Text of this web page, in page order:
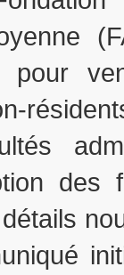
pour
des